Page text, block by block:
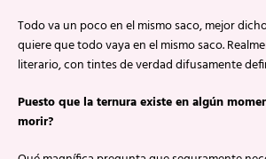
Todo va un poco en el mismo saco, mejor
quiere que todo vaya en el mismo saco.
literario, con tintes de verdad difusamente
Puesto que la ternura existe en algún
morir?